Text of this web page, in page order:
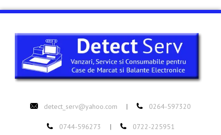
detect_serv@yahoo.com 0264-597320
0744-596273 0722-225951